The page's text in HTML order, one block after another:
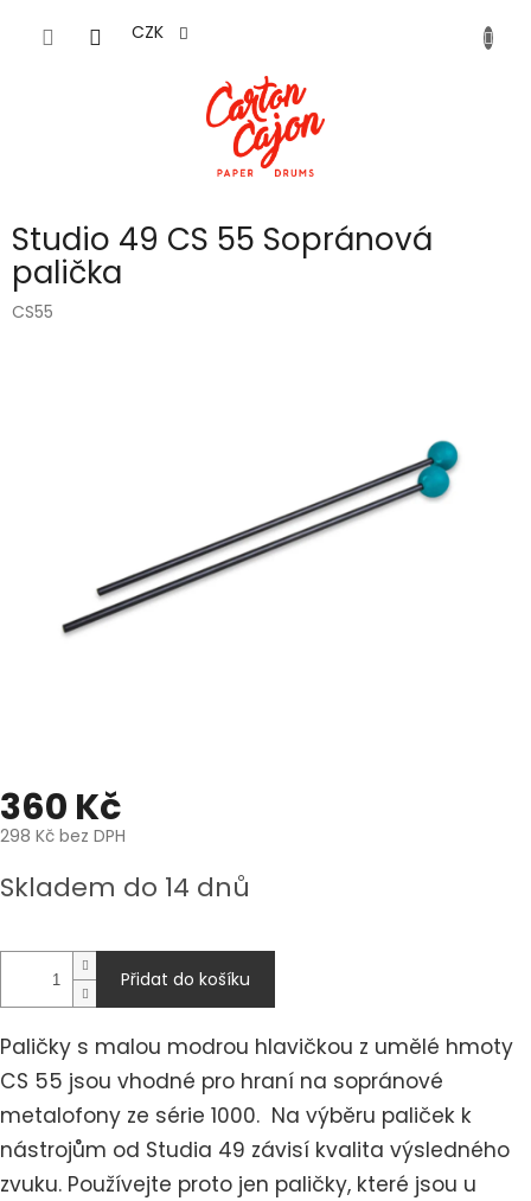
CZK
Studio 49 CS 55 Sopránová
palička
CS55
360 Kč
298 Kč bez DPH
cena:
Skladem do 14 dnů
Přidat do košíku
Paličky s malou modrou hlavičkou z umělé hmoty
CS 55 jsou vhodné pro hraní na sopránové
metalofony ze série 1000. Na výběru paliček k
nástrojům od Studia 49 závisí kvalita výsledného
zvuku. Používejte proto jen paličky, které jsou u